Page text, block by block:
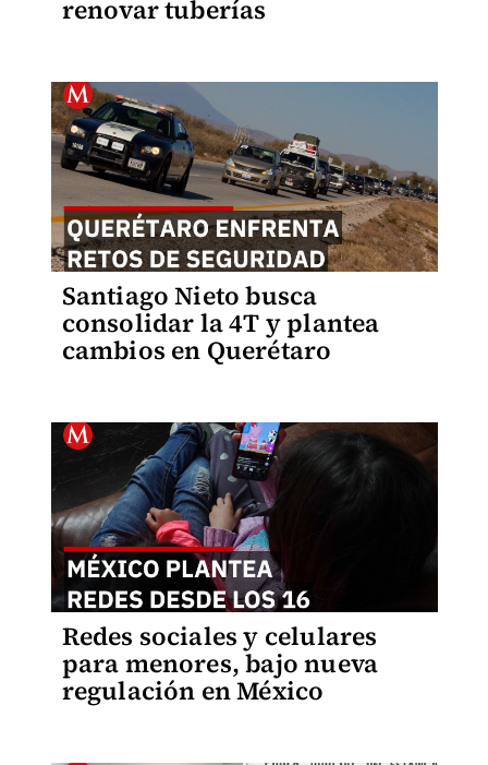
renovar tuberías
Santiago Nieto busca
consolidar la 4T y plantea
cambios en Querétaro
Redes sociales y celulares
para menores, bajo nueva
regulación en México